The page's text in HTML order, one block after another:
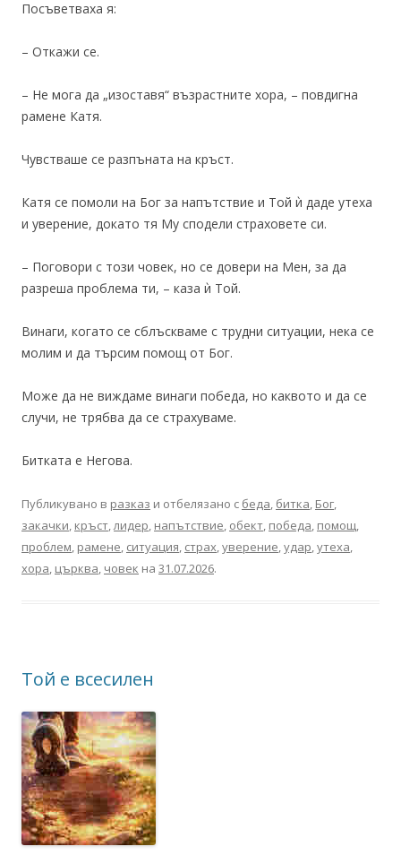
Посъветваха я:
– Откажи се.
– Не мога да „изоставя“ възрастните хора, – повдигна
рамене Катя.
Чувстваше се разпъната на кръст.
Катя се помоли на Бог за напътствие и Той ѝ даде утеха
и уверение, докато тя Му сподели страховете си.
– Поговори с този човек, но се довери на Мен, за да
разреша проблема ти, – каза ѝ Той.
Винаги, когато се сблъскваме с трудни ситуации, нека се
молим и да търсим помощ от Бог.
Може да не виждаме винаги победа, но каквото и да се
случи, не трябва да се страхуваме.
Битката е Негова.
Публикувано в разказ и отбелязано с беда, битка, Бог,
закачки, кръст,лидер, напътствие, обект, победа, помощ,
проблем, рамене, ситуация, страх,уверение,удар,утеха,
хора, църква, човек на 31.07.2026.
Той е всесилен